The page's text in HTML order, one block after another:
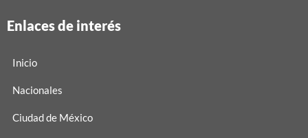
Enlaces de interés
Inicio
Nacionales
Ciudad de México